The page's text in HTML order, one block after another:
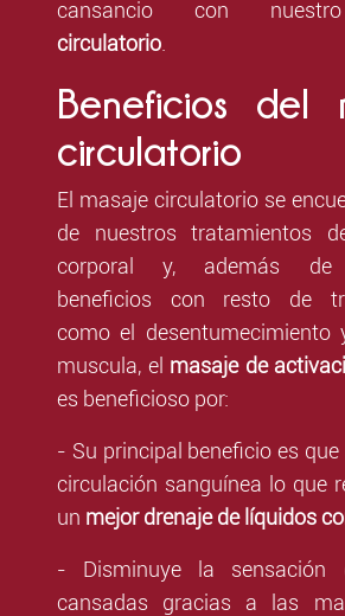
cansancio con
circulatorio
Beneficios del
circulatorio
El masaje circulatorio se
de nuestros tratamientos
corporal y, además de
beneficios con resto de
como el desentumecimiento
muscula, el masaje de
es beneficioso por:
- Su principal beneficio es
circulación sanguínea lo que
un mejor drenaje de líquidos
- Disminuye la sensación
cansadas gracias a las